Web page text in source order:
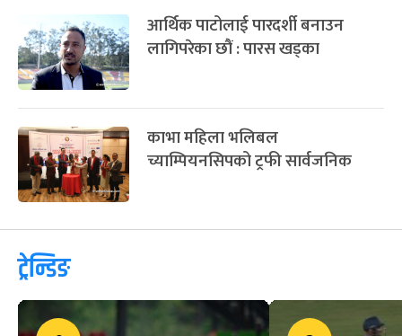
आर्थिक पाटोलाई पारदर्शी बनाउन
लागिपरेका छौं : पारस खड्का
काभा महिला भलिबल
च्याम्पियनसिपको ट्रफी सार्वजनिक
ट्रेन्डिङ